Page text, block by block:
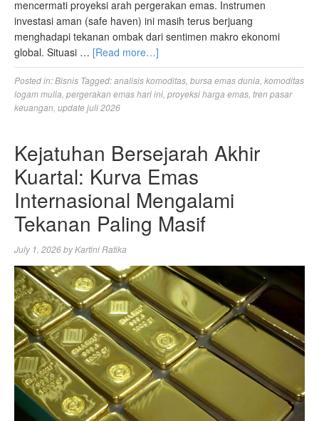
mencermati proyeksi arah pergerakan emas. Instrumen
investasi aman (safe haven) ini masih terus berjuang
menghadapi tekanan ombak dari sentimen makro ekonomi
global. Situasi … [Read more…]
Posted in:Bisnis Tagged:analisis komoditas, bursa emas dunia, komoditas
logam mulia, pergerakan emas hari ini, proyeksi harga emas, tren pasar
keuangan, update juli 2026
Kejatuhan Bersejarah Akhir
Kuartal: Kurva Emas
Internasional Mengalami
Tekanan Paling Masif
July 1, 2026byKartini Ratika